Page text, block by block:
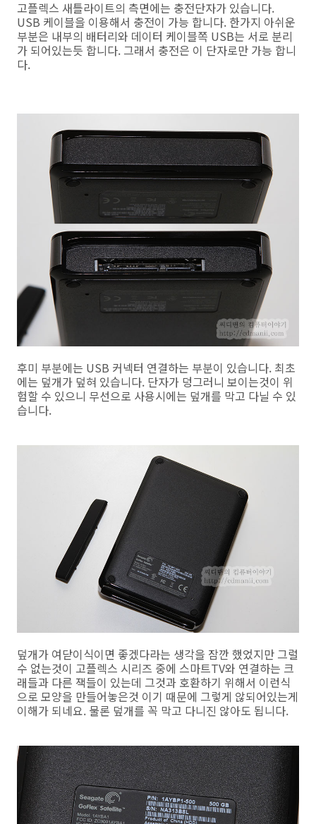
고플렉스 새틀라이트의 측면에는 충전단자가 있습니다.
USB 케이블을 이용해서 충전이 가능 합니다. 한가지 아쉬운
부분은 내부의 배터리와 데이터 케이블쪽 USB는 서로 분리
가 되어있는듯 합니다. 그래서 충전은 이 단자로만 가능 합니
다.
후미 부분에는 USB 커넥터 연결하는 부분이 있습니다. 최초
에는 덮개가 덮혀 있습니다. 단자가 덩그러니 보이는것이 위
험할 수 있으니 무선으로 사용시에는 덮개를 막고 다닐 수 있
습니다.
덮개가 여닫이식이면 좋겠다라는 생각을 잠깐 했었지만 그럴
수 없는것이 고플렉스 시리즈 중에 스마트TV와 연결하는 크
래들과 다른 잭들이 있는데 그것과 호환하기 위해서 이런식
으로 모양을 만들어놓은것 이기 때문에 그렇게 않되어있는게
이해가 되네요. 물론 덮개를 꼭 막고 다니진 않아도 됩니다.